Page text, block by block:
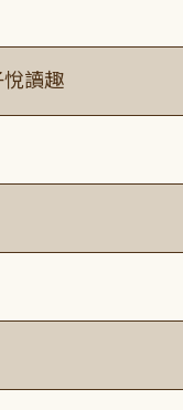
悅讀趣